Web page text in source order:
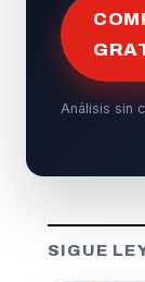
Análisis sin
SIGUE